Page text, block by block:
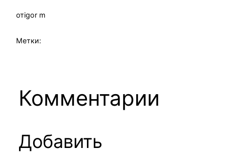
отigor m
Метки:
Комментарии
Добавить